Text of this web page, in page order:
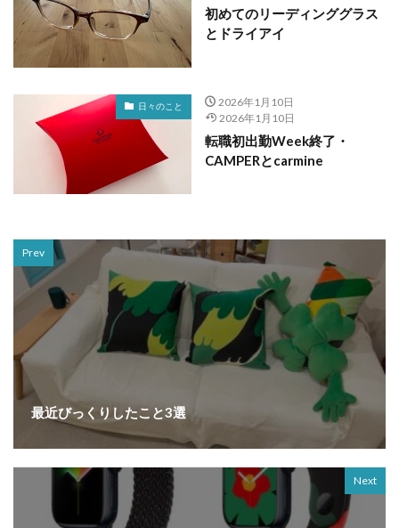
初めてのリーディンググラス
とドライアイ
日々のこと
2026年1月10日
2026年1月10日
転職初出勤Week終了・
CAMPERとcarmine
Prev
最近びっくりしたこと3選
Next